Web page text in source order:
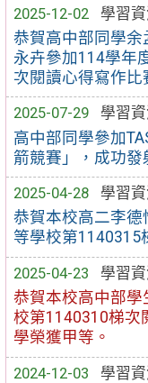
2025-12-02
學習
恭賀高中部同學
永卉參加114學年
次閱讀心得寫作比
2025-07-29
學習
高中部同學參加
箭競賽」，成功發
2025-04-28
學習
恭賀本校高二李
等學校第1140315
2025-04-23
學習
恭賀本校高中部
校第1140310梯次
學榮獲甲等。
2024-12-03
學習